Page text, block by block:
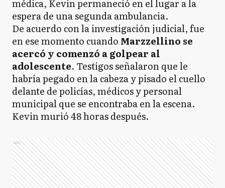
médica, Kevin permaneció en el lugar a la
espera de una segunda ambulancia.
De acuerdo con la investigación judicial, fue
en ese momento cuando Marzzellino se
acercó y comenzó a golpear al
adolescente. Testigos señalaron que le
habría pegado en la cabeza y pisado el cuello
delante de policías, médicos y personal
municipal que se encontraba en la escena.
Kevin murió 48 horas después.
Ads